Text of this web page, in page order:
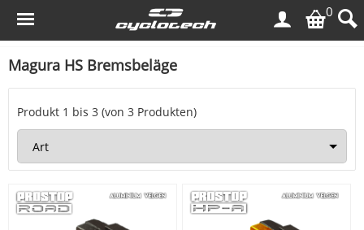
0
Magura HS Bremsbeläge
Produkt 1 bis 3 (von 3 Produkten)